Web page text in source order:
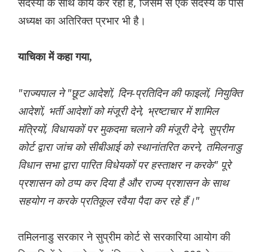
अध्यक्ष का अतिरिक्त प्रभार भी है।
याचिका में कहा गया,
"राज्यपाल ने "छूट आदेशों, दिन-प्रतिदिन की फाइलों, नियुक्ति
आदेशों, भर्ती आदेशों को मंजूरी देने, भ्रष्टाचार में शामिल
मंत्रियों, विधायकों पर मुकदमा चलाने की मंजूरी देने, सुप्रीम
कोर्ट द्वारा जांच को सीबीआई को स्थानांतरित करने, तमिलनाडु
विधान सभा द्वारा पारित विधेयकों पर हस्ताक्षर न करके" पूरे
प्रशासन को ठप्प कर दिया है और राज्य प्रशासन के साथ
सहयोग न करके प्रतिकूल रवैया पैदा कर रहे हैं।"
तमिलनाडु सरकार ने सुप्रीम कोर्ट से सरकारिया आयोग की